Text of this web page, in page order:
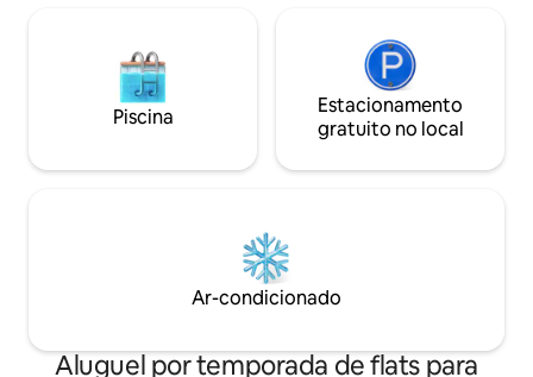
Piscina
Estacionamento
gratuito no local
Ar-condicionado
Aluguel por temporada de flats para